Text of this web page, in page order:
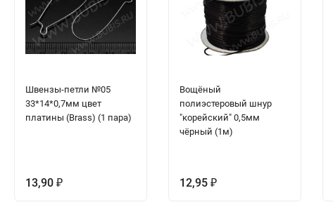
Швензы-петли №05
33*14*0,7мм цвет
платины (Brass) (1 пара)
13,90 ₽
Вощёный
полиэстеровый шнур
"корейский" 0,5мм
чёрный (1м)
12,95 ₽